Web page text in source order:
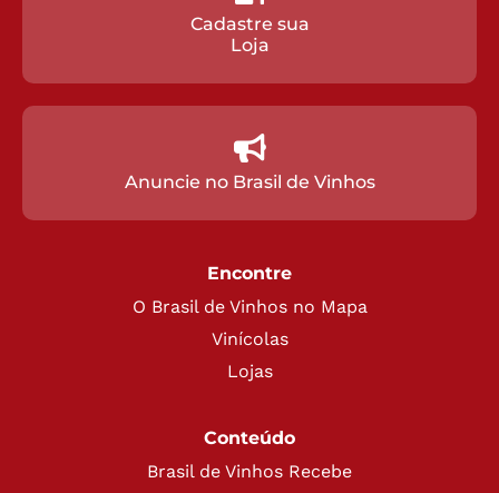
Cadastre sua
Loja
Anuncie no Brasil de Vinhos
Encontre
O Brasil de Vinhos no Mapa
Vinícolas
Lojas
Conteúdo
Brasil de Vinhos Recebe